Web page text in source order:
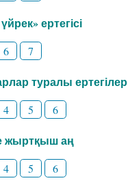
ертегісі
6 7
туралы ертегілер
4 5 6
жыртқыш аң
4 5 6